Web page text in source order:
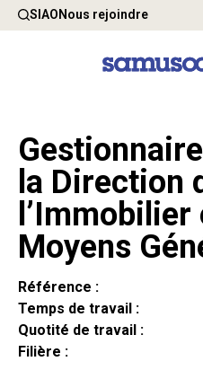
SIAONous rejoindre
la Direction
l’Immobilier
Moyens
Référence :
Temps de travail :
Quotité de travail :
Filière :